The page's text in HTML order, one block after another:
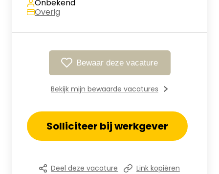
Onbekend
Overig
Bewaar deze vacature
Bekijk mijn bewaarde vacatures
Solliciteer bij werkgever
Deel deze vacature Link kopiëren